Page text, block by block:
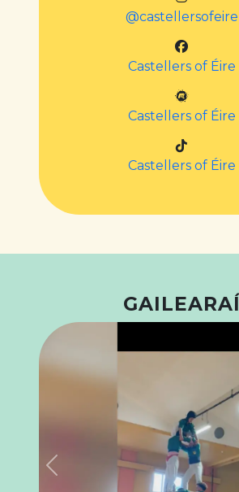
@castellersofeire
Castellers of Éire
Castellers of Éire
Castellers of Éire
GAILEARAÍ
Previous